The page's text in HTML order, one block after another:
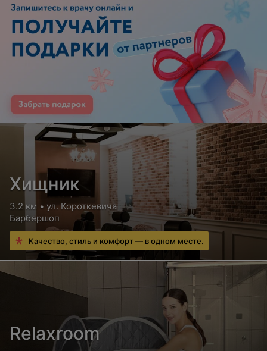
Хищник
3.2 км • ул. Короткевича
Барбершоп
Качество, стиль и комфорт — в одном месте.
Relaxroom